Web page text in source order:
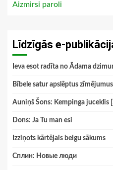
Aizmirsi paroli
Līdzīgās e-
Ieva esot radīta no Ādama
Bībele satur apslēptus zīmējumus
Auniņš Šons: Kempinga juceklis
Dons: Ja Tu man esi
Izziņots kārtējais beigu sākums
Сплин: Новые люди